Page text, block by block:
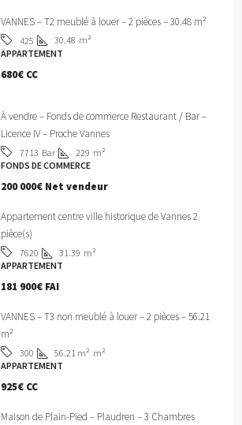
VANNES – T2 meublé à louer – 2 pièces – 30.48 m²
425 30.48 m²
APPARTEMENT
680€ CC
À vendre – Fonds de commerce Restaurant / Bar –
Licence IV – Proche Vannes
7713 Bar 229 m²
FONDS DE COMMERCE
200 000€ Net vendeur
Appartement centre ville historique de Vannes 2
pièce(s)
7620 31.39 m²
APPARTEMENT
181 900€ FAI
VANNES – T3 non meublé à louer – 2 pièces – 56.21
m²
300 56.21 m² m²
APPARTEMENT
925€ CC
Maison de Plain-Pied – Plaudren – 3 Chambres